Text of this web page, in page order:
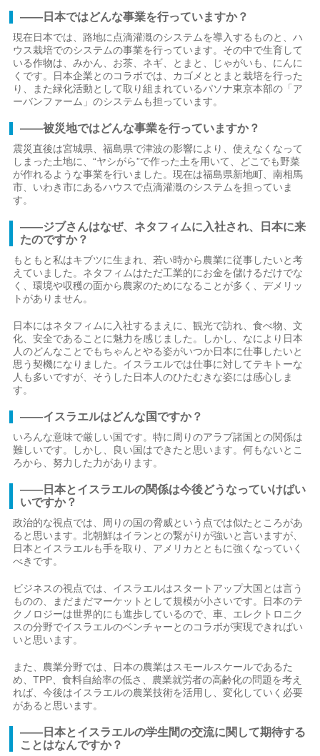
――日本ではどんな事業を行っていますか？
現在日本では、路地に点滴灌漑のシステムを導入するものと、ハ
ウス栽培でのシステムの事業を行っています。その中で生育して
いる作物は、みかん、お茶、ネギ、とまと、じゃがいも、にんに
くです。日本企業とのコラボでは、カゴメととまと栽培を行った
り、また緑化活動として取り組まれているパソナ東京本部の「ア
ーバンファーム」のシステムも担っています。
――被災地ではどんな事業を行っていますか？
震災直後は宮城県、福島県で津波の影響により、使えなくなって
しまった土地に、“ヤシがら”で作った土を用いて、どこでも野菜
が作れるような事業を行いました。現在は福島県新地町、南相馬
市、いわき市にあるハウスで点滴灌漑のシステムを担っていま
す。
――ジブさんはなぜ、ネタフィムに入社され、日本に来
たのですか？
もともと私はキブツに生まれ、若い時から農業に従事したいと考
えていました。ネタフィムはただ工業的にお金を儲けるだけでな
く、環境や収穫の面から農家のためになることが多く、デメリッ
トがありません。
日本にはネタフィムに入社するまえに、観光で訪れ、食べ物、文
化、安全であることに魅力を感じました。しかし、なにより日本
人のどんなことでもちゃんとやる姿がいつか日本に仕事したいと
思う契機になりました。イスラエルでは仕事に対してテキトーな
人も多いですが、そうした日本人のひたむきな姿には感心しま
す。
――イスラエルはどんな国ですか？
いろんな意味で厳しい国です。特に周りのアラブ諸国との関係は
難しいです。しかし、良い国はできたと思います。何もないとこ
ろから、努力した力があります。
――日本とイスラエルの関係は今後どうなっていけばい
いですか？
政治的な視点では、周りの国の脅威という点では似たところがあ
ると思います。北朝鮮はイランとの繋がりが強いと言いますが、
日本とイスラエルも手を取り、アメリカとともに強くなっていく
べきです。
ビジネスの視点では、イスラエルはスタートアップ大国とは言う
ものの、まだまだマーケットとして規模が小さいです。日本のテ
クノロジーは世界的にも進歩しているので、車、エレクトロニク
スの分野でイスラエルのベンチャーとのコラボが実現できればい
いと思います。
また、農業分野では、日本の農業はスモールスケールであるた
め、TPP、食料自給率の低さ、農業就労者の高齢化の問題を考え
れば、今後はイスラエルの農業技術を活用し、変化していく必要
があると思います。
――日本とイスラエルの学生間の交流に関して期待する
ことはなんですか？